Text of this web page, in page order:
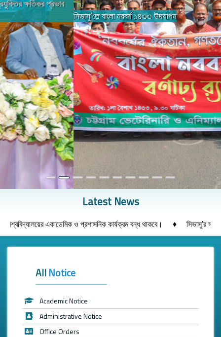
সিভাসু’তে বাংলা নববর্ষ ১৪৩৩ উদযাপন
Previous Next
Latest News
ও প্রশাসনিক কার্যক্রম বন্ধ থাকবে। ♦সিভাসু’র স্নাতক ২০২৫-২৬
All Notice
Academic Notice
Administrative Notice
Office Orders